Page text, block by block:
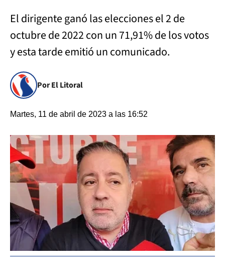
El dirigente ganó las elecciones el 2 de
octubre de 2022 con un 71,91% de los votos
y esta tarde emitió un comunicado.
Por El Litoral
Martes, 11 de abril de 2023 a las 16:52